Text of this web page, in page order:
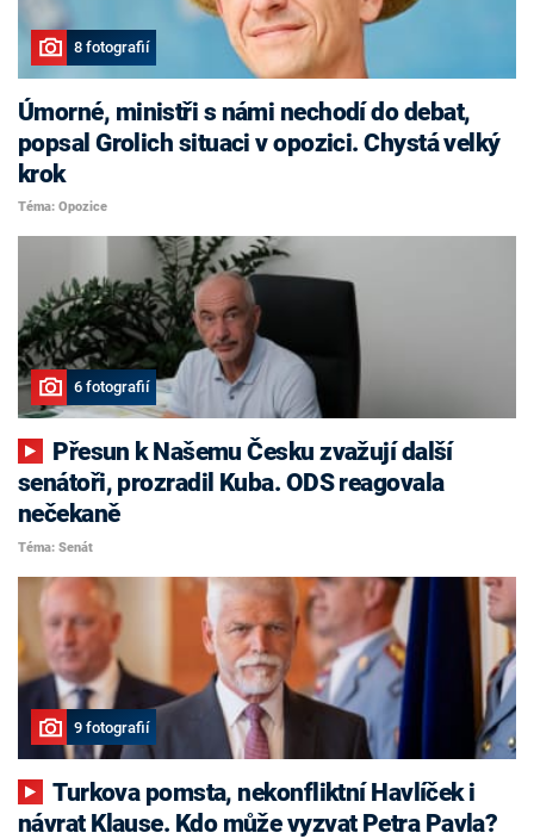
8 fotografií
Úmorné, ministři s námi nechodí do debat,
popsal Grolich situaci v opozici. Chystá velký
krok
Téma: Opozice
6 fotografií
senátoři, prozradil Kuba. ODS reagovala
nečekaně
Téma: Senát
9 fotografií
Turkova pomsta, nekonfliktní Havlíček i
návrat Klause. Kdo může vyzvat Petra Pavla?